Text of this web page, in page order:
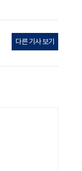
다른 기사 보기